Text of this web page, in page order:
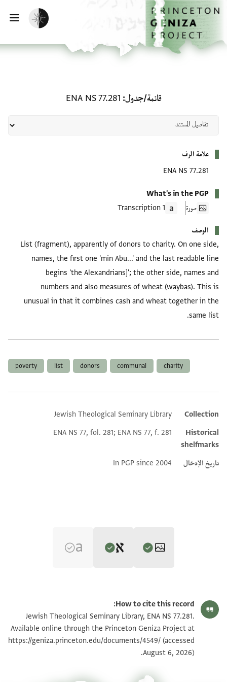
إلى المحتوى الرئيسي
الرئيسية
تفعيل الوضع المظلم
قائمة/جدول ENA NS 77.281
علامة الرف
ENA NS 77.281
What's in the PGP
صورة
1 Transcription
الوصف
List (fragment), apparently of donors to charity. On one side,
names, the first one 'min Abu...' and the last readable line
begins 'the Alexandrians]'; the other side, names and
numbers and also measures of wheat (waybas). This is
unusual in that it combines cash and wheat together in the
same list.
charity
communal
donors
list
poverty
Additional metadata
Collection
Jewish Theological Seminary Library
Historical
shelfmarks
ENA NS 77, fol. 281; ENA NS 77, f. 281
تاريخ الإدخال In PGP since 2004
Mark R. Cohen's digital edition.
........] אתניעשר דרהם [
ו]יבתין [
...]ן ויבה סתה דראה[']. . [
]דרהמ[ין [
ENA NS 77.281 2 تكبير و تدوير
verso
..[
ומן אבו אל..ל[
א[בו א]לחסן אלצירפי אבו .[
بيان أذونات الصورة
How to cite this record:
Jewish Theological Seminary Library, ENA NS 77.281.
Available online through the Princeton Geniza Project at
https://geniza.princeton.edu/documents/4549/ (accessed
August 6, 2026).